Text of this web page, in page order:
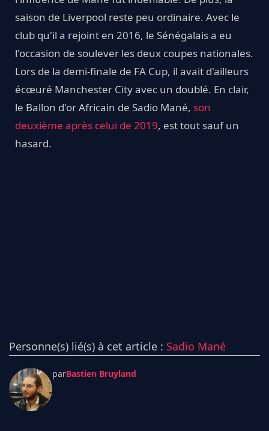
saison de Liverpool reste peu ordinaire. Avec le
club qu'il a rejoint en 2016, le Sénégalais a eu
l'occasion de soulever les deux coupes nationales.
Lors de la demi-finale de FA Cup, il avait d'ailleurs
écœuré Manchester City avec un doublé. En clair,
le Ballon d'or Africain de Sadio Mané, son
deuxième après celui de 2019, est tout sauf un
hasard.
Personne(s) lié(s) à cet article : Sadio Mané
parBastien Bruyland